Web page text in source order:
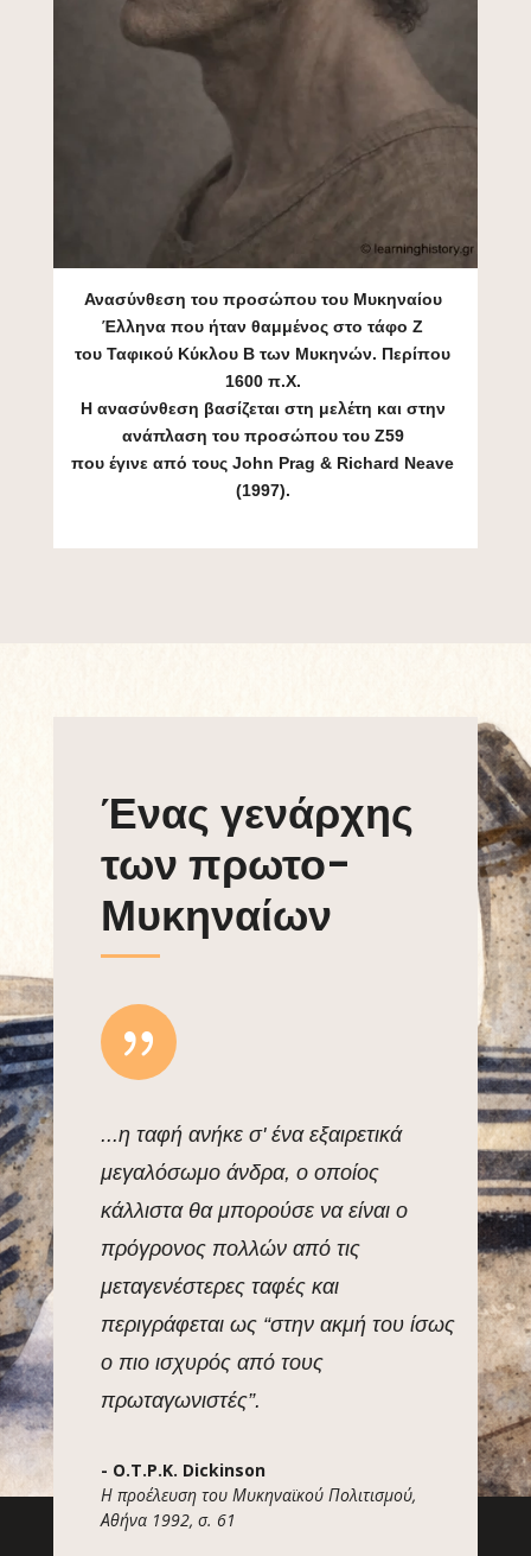
Ανασύνθεση του προσώπου του Μυκηναίου
Έλληνα που ήταν θαμμένος στο τάφο Ζ
του Ταφικού Κύκλου Β των Μυκηνών. Περίπου
1600 π.Χ.
Η ανασύνθεση βασίζεται στη μελέτη και στην
ανάπλαση του προσώπου του Ζ59
που έγινε από τους John Prag & Richard Neave
(1997).
Ένας γενάρχης
των πρωτο-
Μυκηναίων
{
...η ταφή ανήκε σ' ένα εξαιρετικά
μεγαλόσωμο άνδρα, ο οποίος
κάλλιστα θα μπορούσε να είναι ο
πρόγρονος πολλών από τις
μεταγενέστερες ταφές και
περιγράφεται ως “στην ακμή του ίσως
ο πιο ισχυρός από τους
πρωταγωνιστές”.
- O.T.P.K. Dickinson
Η προέλευση του Μυκηναϊκού Πολιτισμού,
Αθήνα 1992, σ. 61